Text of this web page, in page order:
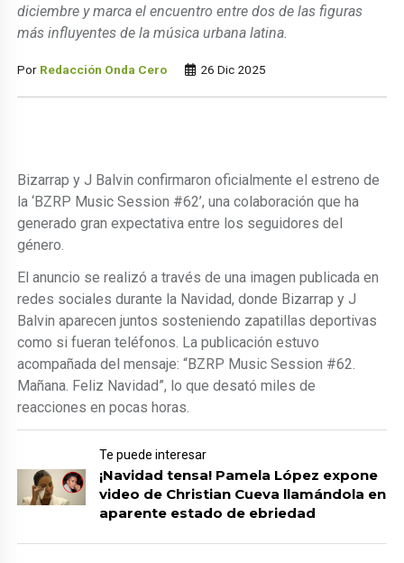
diciembre y marca el encuentro entre dos de las figuras
más influyentes de la música urbana latina.
Por Redacción Onda Cero 26 Dic 2025
Bizarrap y J Balvin confirmaron oficialmente el estreno de
la ‘BZRP Music Session #62’, una colaboración que ha
generado gran expectativa entre los seguidores del
género.
El anuncio se realizó a través de una imagen publicada en
redes sociales durante la Navidad, donde Bizarrap y J
Balvin aparecen juntos sosteniendo zapatillas deportivas
como si fueran teléfonos. La publicación estuvo
acompañada del mensaje: “BZRP Music Session #62.
Mañana. Feliz Navidad”, lo que desató miles de
reacciones en pocas horas.
Te puede interesar
¡Navidad tensa! Pamela López expone
video de Christian Cueva llamándola en
aparente estado de ebriedad